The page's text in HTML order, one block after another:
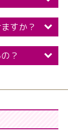
すか？
？